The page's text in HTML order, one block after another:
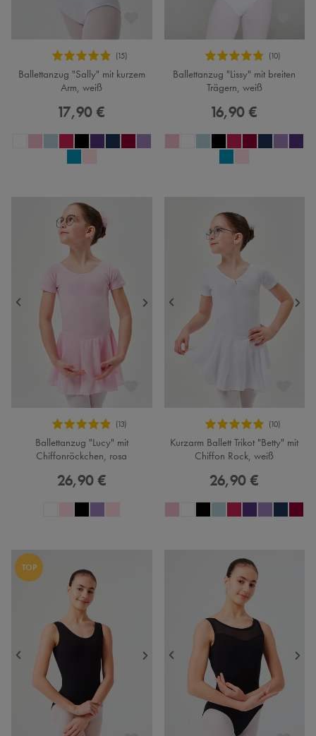
Ballettanzug "Sally" mit kurzem
Arm, weiß
17,90 €
Ballettanzug "Lissy" mit breiten
Trägern, weiß
16,90 €
Ballettanzug "Lucy" mit
Chiffonröckchen, rosa
26,90 €
Kurzarm Ballett Trikot "Betty" mit
Chiffon Rock, weiß
26,90 €
TOP